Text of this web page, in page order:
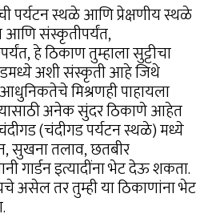
पर्यटन स्थळे आणि प्रेक्षणीय स्थळे
आणि संस्कृतीपर्यंत,
हे ठिकाण तुम्हाला सुट्टीचा
अशी संस्कृती आहे जिथे
मिश्रणही पाहायला
अनेक सुंदर ठिकाणे आहेत
(चंदीगड पर्यटन स्थळे) मध्ये
सुखना तलाव, छतबीर
गार्डन इत्यादींना भेट देऊ शकता.
असेल तर तुम्ही या ठिकाणांना भेट